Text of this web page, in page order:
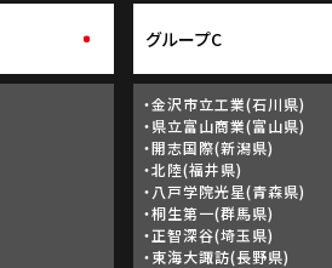
グループC
・金沢市立工業(石川県)
・県立富山商業(富山県)
・開志国際(新潟県)
・北陸(福井県)
・八戸学院光星(青森県)
・桐生第一(群馬県)
・正智深谷(埼玉県)
・東海大諏訪(長野県)